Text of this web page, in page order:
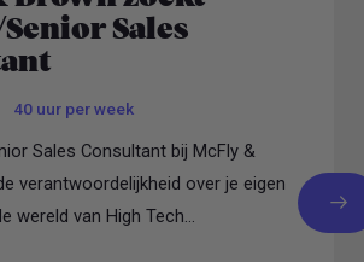
Sales
40 uur per week
Sales Consultant bij McFly &
verantwoordelijkheid over je eigen
wereld van High Tech...